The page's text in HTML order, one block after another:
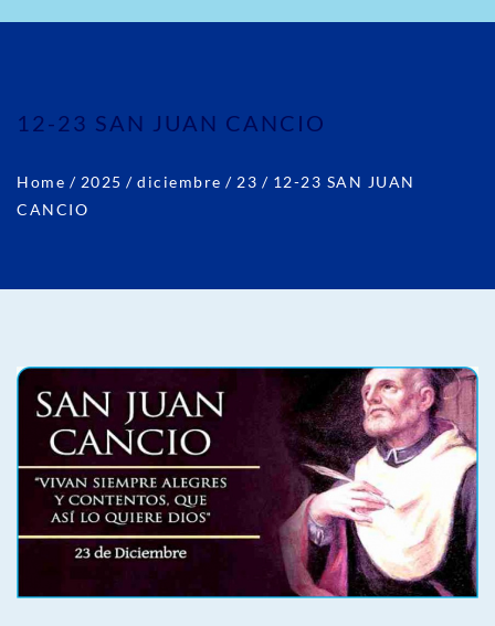
12-23 SAN JUAN CANCIO
Home / 2025 / diciembre / 23 / 12-23 SAN JUAN
CANCIO